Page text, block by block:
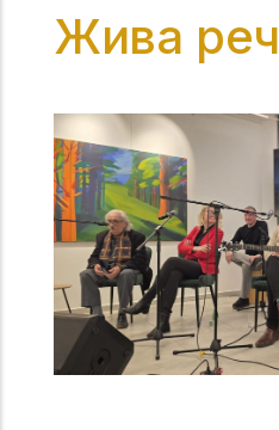
Жива реч